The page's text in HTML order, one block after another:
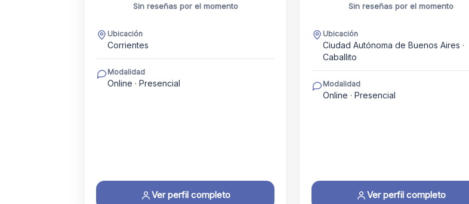
Sin reseñas por el momento
Ubicación
Corrientes
Modalidad
Online · Presencial
Ver perfil completo
Sin reseñas por el momento
Ubicación
Ciudad Autónoma de Buenos Aires ·
Caballito
Modalidad
Online · Presencial
Ver perfil completo